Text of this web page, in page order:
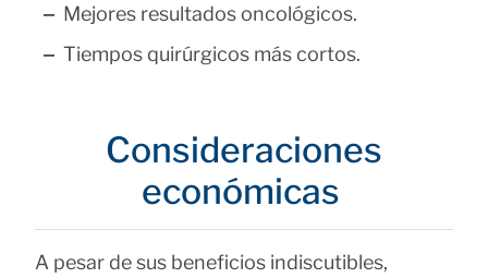
Mejores resultados oncológicos.
Tiempos quirúrgicos más cortos.
Consideraciones
económicas
A pesar de sus beneficios indiscutibles,